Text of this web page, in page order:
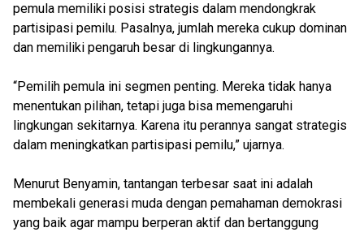
pemula memiliki posisi strategis dalam mendongkrak
partisipasi pemilu. Pasalnya, jumlah mereka cukup dominan
dan memiliki pengaruh besar di lingkungannya.
“Pemilih pemula ini segmen penting. Mereka tidak hanya
menentukan pilihan, tetapi juga bisa memengaruhi
lingkungan sekitarnya. Karena itu perannya sangat strategis
dalam meningkatkan partisipasi pemilu,” ujarnya.
Menurut Benyamin, tantangan terbesar saat ini adalah
membekali generasi muda dengan pemahaman demokrasi
yang baik agar mampu berperan aktif dan bertanggung